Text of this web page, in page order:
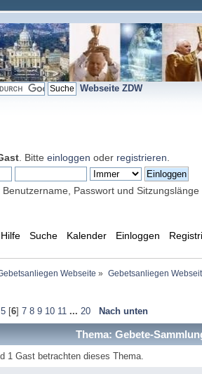
Webseite ZDW
. Bitte einloggen oder registrieren
Benutzername, Passwort und Sitzungslänge
Hilfe Suche Kalender Einloggen
Webseite » Gebetsanliegen
5[6] 7 8 9 10 11 ... 20 Nach unten
Thema: Gebete-
1 Gast betrachten dieses Thema.